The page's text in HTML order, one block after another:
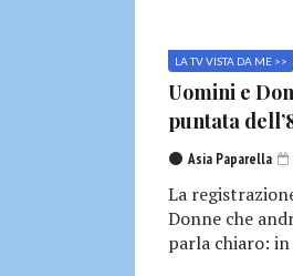
LA TV VISTA DA ME >>
Uomini e
puntata
Asia Paparella
La
Donne che
parla chiaro: